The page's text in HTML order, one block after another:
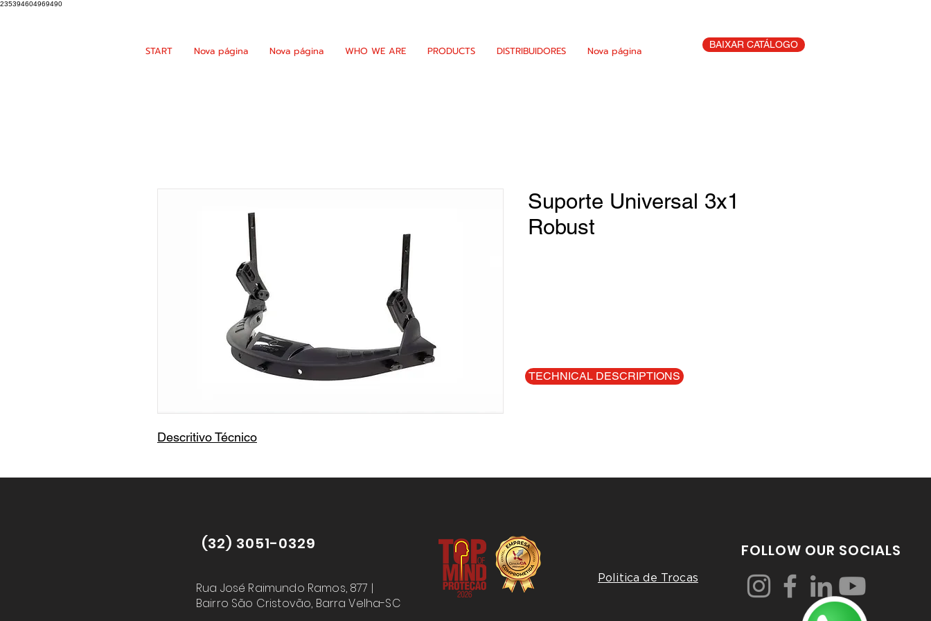
235394604969490
START Nova página Nova página WHO WE ARE PRODUCTS DISTRIBUIDORES Nova página BAIXAR CATÁLOGO
Descritivo Técnico
Suporte Universal 3x1
Robust
TECHNICAL DESCRIPTIONS
(32) 3051-0329
Rua José Raimundo Ramos, 877 |
Bairro São Cristovão, Barra Velha-SC
FOLLOW OUR SOCIALS
Politica de Trocas